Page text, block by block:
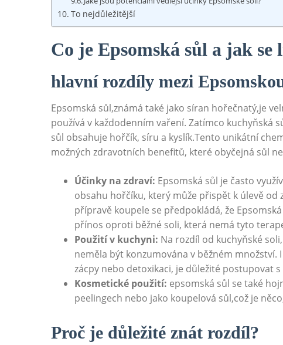
To nejdůležitější
Co je Epsomská sůl a jak se
hlavní rozdíly mezi
Epsomská sůl,známá také jako síran hořečnatý,je
používá v každodenním vaření. Zatímco kuchyňská
sůl obsahuje hořčík, síru a kyslík.Tento unikátní
možných zdravotních benefitů, které obyčejná sůl
Účinky na zdraví: Epsomská sůl je často
obsahu hořčíku, který může přispět k úlevě
přípravě koupele se předpokládá, že
přínos oproti běžné soli, která nemá tyto
Použití v kuchyni: Na rozdíl od kuchyňské
neměla být konzumována v běžném
zácpy nebo detoxikaci, je důležité postupovat
Kosmetické použití: epsomská sůl se také
peelingech nebo jako koupelová sůl,což je
Proč je důležité znát rozdíl?